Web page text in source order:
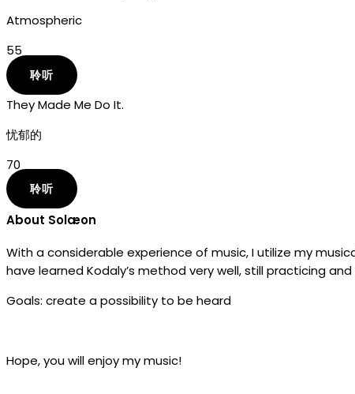
Atmospheric
55
聆听
They Made Me Do It.
忧郁的
70
聆听
About Solæon
With a considerable experience of music, I utilize my
have learned Kodaly’s method very well, still practicing
Goals: create a possibility to be heard
Hope, you will enjoy my music!